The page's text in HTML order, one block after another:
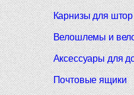
Карнизы для штор
Велошлемы и
Аксессуары для
Почтовые ящики